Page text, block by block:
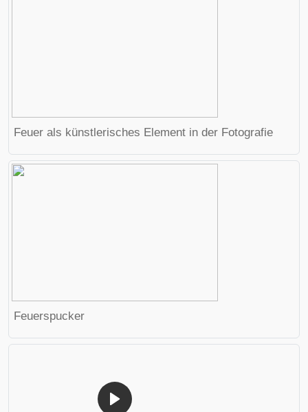
Feuer als künstlerisches Element in der Fotografie
Feuerspucker